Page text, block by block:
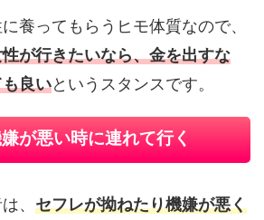
養ってもらうヒモ体質なので、
が行きたいなら、金を出すな
良いというスタンスです。
が悪い時に連れて行く
、 セフレが拗ねたり機嫌が悪く